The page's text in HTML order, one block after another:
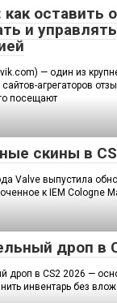
как оставить
и управлять
— один из
агрегаторов
посещают
скины в
Valve выпустила
к IEM Cologne
дроп в
дроп в CS2 2026 —
инвентарь без